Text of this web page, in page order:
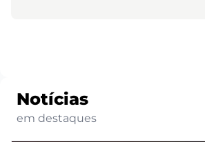
Notícias
em destaques